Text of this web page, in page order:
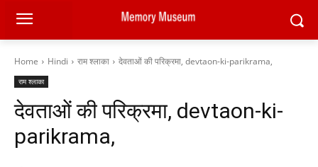
Home Hindi राम श्लाका देवताओं की परिक्रमा, devtaon-ki-parikrama,
राम श्लाका
देवताओं की परिक्रमा, devtaon-ki-
parikrama,